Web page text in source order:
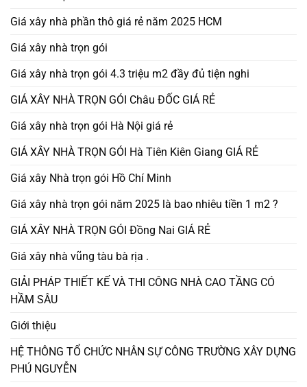
Giá xây nhà phần thô giá rẻ năm 2025 HCM
Giá xây nhà trọn gói
Giá xây nhà trọn gói 4.3 triệu m2 đầy đủ tiện nghi
GIÁ XÂY NHÀ TRỌN GÓI Châu ĐỐC GIÁ RẺ
Giá xây nhà trọn gói Hà Nội giá rẻ
GIÁ XÂY NHÀ TRỌN GÓI Hà Tiên Kiên Giang GIÁ RẺ
Giá xây Nhà trọn gói Hồ Chí Minh
Giá xây nhà trọn gói năm 2025 là bao nhiêu tiền 1 m2 ?
GIÁ XÂY NHÀ TRỌN GÓI Đồng Nai GIÁ RẺ
Giá xây nhà vũng tàu bà rịa .
GIẢI PHÁP THIẾT KẾ VÀ THI CÔNG NHÀ CAO TẦNG CÓ
HẦM SÂU
Giới thiệu
HỆ THÔNG TỔ CHỨC NHÂN SỰ CÔNG TRƯỜNG XÂY DỰNG
PHÚ NGUYỄN